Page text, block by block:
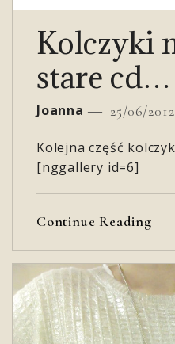
Kolczyki
stare cd…
Joanna 25/06/2012
Kolejna część
[nggallery id=6]
Continue Reading